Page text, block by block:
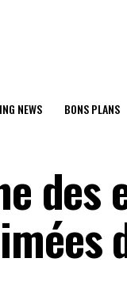
NEWS BONS PLANS